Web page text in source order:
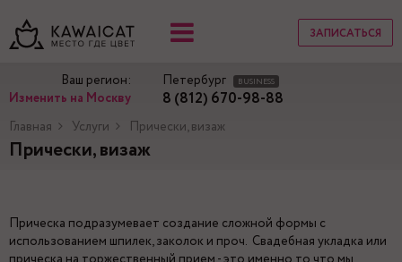
ЗАПИСАТЬСЯ
Ваш регион:
Изменить на Москву
Петербург BUSINESS
8 (812) 670-98-88
Главная Услуги Прически, визаж
Прически, визаж
Прическа подразумевает создание сложной формы с
использованием шпилек, заколок и проч. Свадебная укладка или